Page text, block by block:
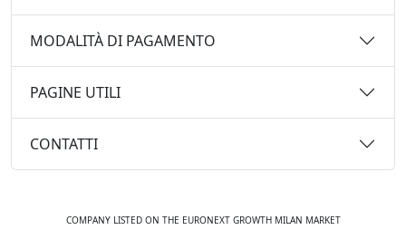
MODALITÀ DI PAGAMENTO
PAGINE UTILI
CONTATTI
COMPANY LISTED ON THE EURONEXT GROWTH MILAN MARKET